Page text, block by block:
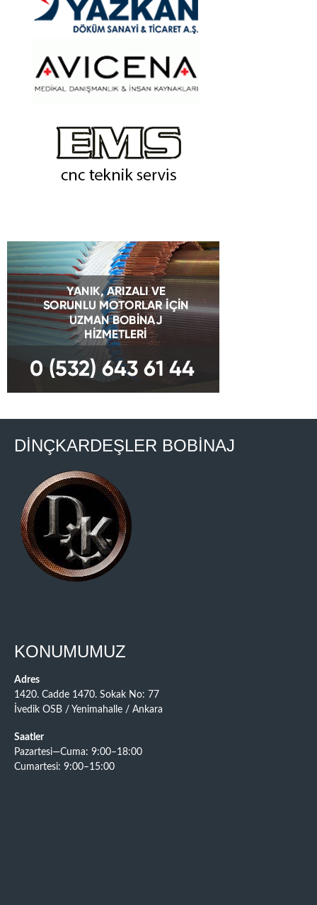
DİNÇKARDEŞLER BOBİNAJ
KONUMUMUZ
Adres
1420. Cadde 1470. Sokak No: 77
İvedik OSB / Yenimahalle / Ankara
Saatler
Pazartesi—Cuma: 9:00–18:00
Cumartesi: 9:00–15:00